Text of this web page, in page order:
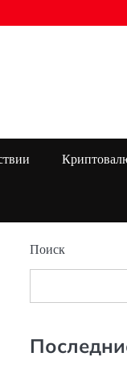
Поиск